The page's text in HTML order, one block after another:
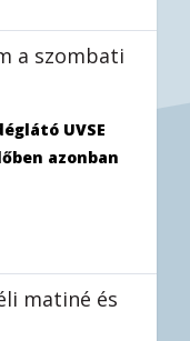
a szombati
UVSE
azonban
matiné és